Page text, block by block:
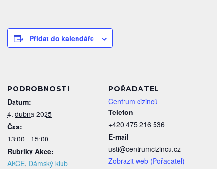
Přidat do kalendáře
PODROBNOSTI
Datum:
4. dubna 2025
Čas:
13:00 - 15:00
Rubriky Akce:
AKCE, Dámský klub
POŘADATEL
Centrum cizinců
Telefon
+420 475 216 536
E-mail
usti@centrumcizincu.cz
Zobrazit web (Pořadatel)